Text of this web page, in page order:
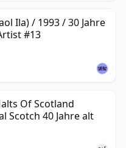
Ila) / 1993 / 30 Jahre
#13
Of Scotland
Scotch 40 Jahre alt